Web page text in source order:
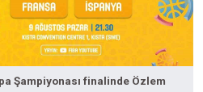
Şampiyonası finalinde Özlem